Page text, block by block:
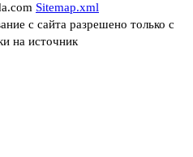
Sitemap.xml
с сайта разрешено только с
на источник